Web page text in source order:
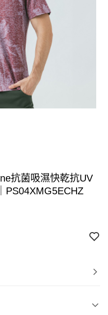
抗菌吸濕快乾抗UV
PS04XMG5ECHZ